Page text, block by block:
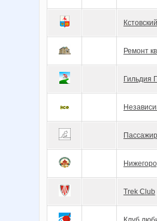
Ремонт
Гильдия
Trek Club